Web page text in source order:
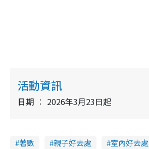
活動資訊
日期 2026年3月23日起
著數 親子好去處 室內好去處